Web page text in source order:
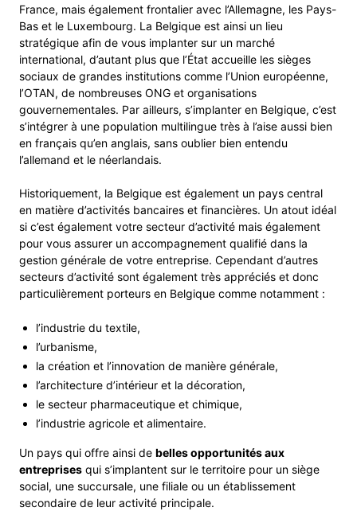
France, mais également frontalier avec l’Allemagne, les Pays-
Bas et le Luxembourg. La Belgique est ainsi un lieu
stratégique afin de vous implanter sur un marché
international, d’autant plus que l’État accueille les sièges
sociaux de grandes institutions comme l’Union européenne,
l’OTAN, de nombreuses ONG et organisations
gouvernementales. Par ailleurs, s’implanter en Belgique, c’est
s’intégrer à une population multilingue très à l’aise aussi bien
en français qu’en anglais, sans oublier bien entendu
l’allemand et le néerlandais.
Historiquement, la Belgique est également un pays central
en matière d’activités bancaires et financières. Un atout idéal
si c’est également votre secteur d’activité mais également
pour vous assurer un accompagnement qualifié dans la
gestion générale de votre entreprise. Cependant d’autres
secteurs d’activité sont également très appréciés et donc
particulièrement porteurs en Belgique comme notamment :
l’industrie du textile,
l’urbanisme,
la création et l’innovation de manière générale,
l’architecture d’intérieur et la décoration,
le secteur pharmaceutique et chimique,
l’industrie agricole et alimentaire.
Un pays qui offre ainsi de belles opportunités aux
entreprises qui s’implantent sur le territoire pour un siège
social, une succursale, une filiale ou un établissement
secondaire de leur activité principale.